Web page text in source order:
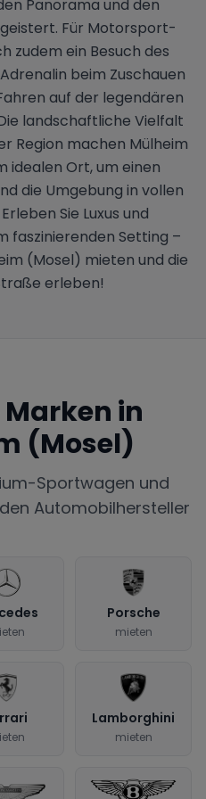
Panorama und den
Für Motorsport-
zudem ein Besuch des
beim Zuschauen
auf der legendären
landschaftliche Vielfalt
Region machen Mülheim
idealen Ort, um einen
die Umgebung in vollen
Sie Luxus und
faszinierenden Setting –
(Mosel) mieten und die
erleben!
in
(Mosel)
Sportwagen und
Automobilhersteller
Porsche
mieten
Lamborghini
mieten